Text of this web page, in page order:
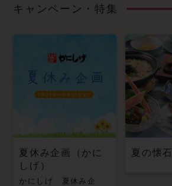
キャンペーン・特集
夏休み企画（かに
しげ）
かにしげ 夏休み企
夏の懐